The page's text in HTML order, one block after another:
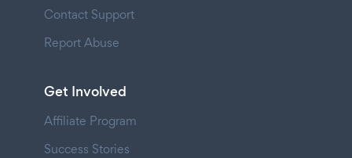
Contact Support
Report Abuse
Get Involved
Affiliate Program
Success Stories